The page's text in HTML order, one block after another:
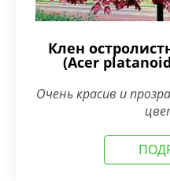
Клен
(Acer
Очень красив и